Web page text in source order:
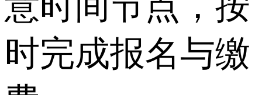
时完成报名与缴